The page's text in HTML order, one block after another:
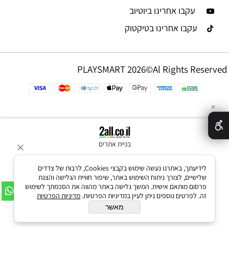
עקבו אחרינו ביוטיוב
עקבו אחרינו בטיקטוק
PLAYSMART 2026©Al Rights Reserved
בניית אתרים
✕
לידיעתך, באתרנו נעשה שימוש בקבצי Cookies, לרבות של צדדים
שלישיים, לצורך ניתוח השימוש באתר, שיפור חוויית הגלישה והצגת
פרסום מותאם אישית. המשך גלישה באתר מהווה את הסכמתך לשימוש
זה. לפרטים נוספים ניתן לעיין במדיניות הפרטיות. מדיניות הפרטיות
מאשר